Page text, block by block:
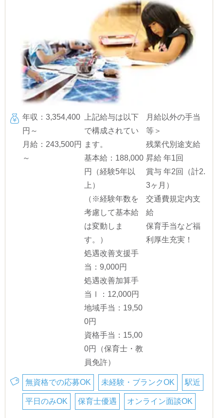
年収：3,354,400
円～
月給：243,500円
～
上記給与は以下
で構成されてい
ます。
基本給：188,000
円（経験5年以
上）
（※経験年数を
考慮して基本給
は変動しま
す。）
処遇改善支援手
当：9,000円
処遇改善加算手
当Ⅰ：12,000円
地域手当：19,50
0円
資格手当：15,00
0円（保育士・教
員免許）
月給以外の手当
等＞
残業代別途支給
昇給 年1回
賞与 年2回（計2.
3ヶ月）
交通費規定内支
給
保育手当など福
利厚生充実！
無資格での応募OK 未経験・ブランクOK 駅近
平日のみOK 保育士優遇 オンライン面談OK